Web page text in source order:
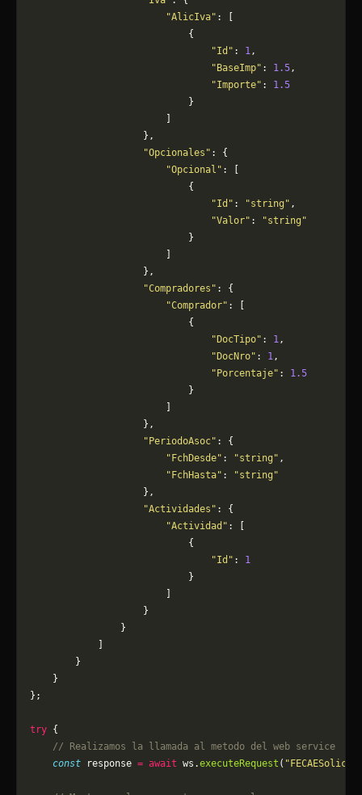
                        "AlicIva"
: [
                            {
                                "Id"
: 1,
                                "BaseImp"
: 1.5,
                                "Importe"
: 1.5
                            }
                    },
                    "Opcionales"
: {
                        "Opcional"
: [
                            {
                                "Id"
: "string" ,
                                "Valor"
:
"string"
                            }
                    },
                    "Compradores"
: {
                        "Comprador"
: [
                            {
                                "DocTipo"
: 1,
                                "DocNro"
: 1,
                                "Porcentaje"
: 1.5
                            }
                    },
                    "PeriodoAsoc"
: {
                        "FchDesde"
: "string" ,
                        "FchHasta"
:
"string"
                    },
                    "Actividades"
: {
                        "Actividad"
: [
                            {
                                "Id"
: 1
                            }
                    }
                }
        }
    }
};
try {
    // Realizamos la llamada al metodo del web service
    const
response = await ws.executeRequest (